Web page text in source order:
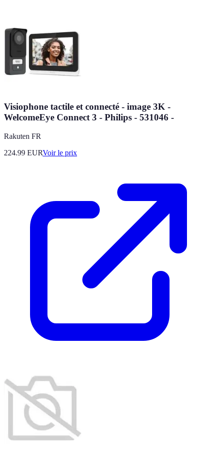
Visiophone tactile et connecté - image 3K -
WelcomeEye Connect 3 - Philips - 531046 -
Rakuten FR
224.99 EURVoir le prix